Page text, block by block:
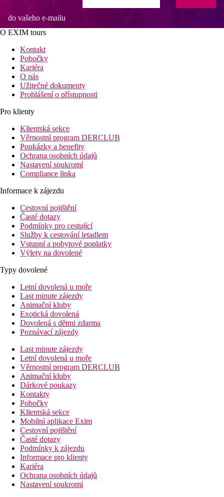
do vašeho e-mailu
O EXIM tours
Kontakt
Pobočky
Kariéra
O nás
Užitečné dokumenty
Prohlášení o přístupnosti
Pro klienty
Klientská sekce
Věrnostní program DERCLUB
Poukázky a benefity
Ochrana osobních údajů
Nastavení soukromí
Compliance linka
Informace k zájezdu
Cestovní pojištění
Časté dotazy
Podmínky pro cestující
Služby k cestování letadlem
Vstupní a pobytové poplatky
Výlety na dovolené
Typy dovolené
Letní dovolená u moře
Last minute zájezdy
Animační kluby
Exotická dovolená
Dovolená s dětmi zdarma
Poznávací zájezdy
Last minute zájezdy
Letní dovolená u moře
Věrnostní program DERCLUB
Animační kluby
Dárkové poukazy
Kontakty
Pobočky
Klientská sekce
Mobilní aplikace Exim
Cestovní pojištění
Časté dotazy
Podmínky k zájezdu
Informace pro klienty
Kariéra
Ochrana osobních údajů
Nastavení soukromí